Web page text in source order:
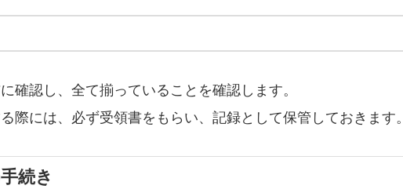
確認し、全て揃っていることを確認します。
際には、必ず受領書をもらい、記録として保管しておきます。
続き